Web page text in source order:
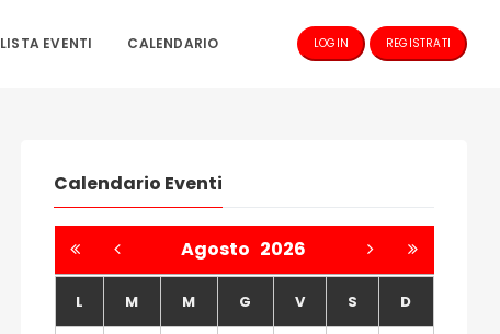
LISTA EVENTI CALENDARIO LOGIN REGISTRATI
Calendario Eventi
Agosto 2026
L M M G V S D